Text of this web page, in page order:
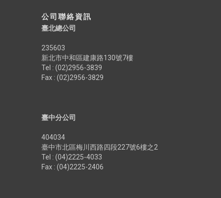
公司聯絡資訊
臺北總公司
235603
新北市中和區建康路130號7樓
Tel : (02)2956-3839
Fax : (02)2956-3829
臺中分公司
404034
臺中市北區梅川西路四段227號6樓之2
Tel : (04)2225-4033
Fax : (04)2225-2406